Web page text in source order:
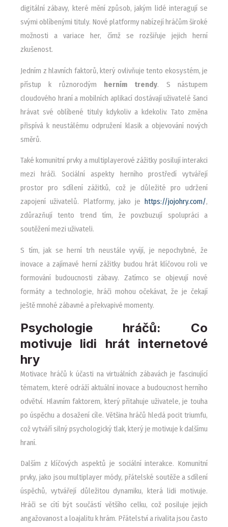
digitální zábavy, které mění způsob, jakým lidé interagují se
svými oblíbenými tituly. Nové platformy nabízejí hráčům široké
možnosti a variace her, čímž se rozšiřuje jejich herní
zkušenost.
Jedním z hlavních faktorů, který ovlivňuje tento ekosystém, je
přístup k různorodým herním trendy. S nástupem
cloudového hraní a mobilních aplikací dostávají uživatelé šanci
hrávat své oblíbené tituly kdykoliv a kdekoliv. Tato změna
přispívá k neustálému odpružení klasik a objevování nových
směrů.
Také komunitní prvky a multiplayerové zážitky posilují interakci
mezi hráči. Sociální aspekty herního prostředí vytvářejí
prostor pro sdílení zážitků, což je důležité pro udržení
zapojení uživatelů. Platformy, jako je
https://jojohry.com/,
zdůrazňují tento trend tím, že povzbuzují spolupráci a
soutěžení mezi uživateli.
S tím, jak se herní trh neustále vyvíjí, je nepochybné, že
inovace a zajímavé herní zážitky budou hrát klíčovou roli ve
formování budoucnosti zábavy. Zatímco se objevují nové
formáty a technologie, hráči mohou očekávat, že je čekají
ještě mnohé zábavné a překvapivé momenty.
Psychologie hráčů: Co
motivuje lidi hrát internetové
hry
Motivace hráčů k účasti na virtuálních zábavách je fascinující
tématem, které odráží aktuální inovace a budoucnost herního
odvětví. Hlavním faktorem, který přitahuje uživatele, je touha
po úspěchu a dosažení cíle. Většina hráčů hledá pocit triumfu,
což vytváří silný psychologický tlak, který je motivuje k dalšímu
hraní.
Dalším z klíčových aspektů je sociální interakce. Komunitní
prvky, jako jsou multiplayer módy, přátelské soutěže a sdílení
úspěchů, vytvářejí důležitou dynamiku, která lidi motivuje.
Hráči se cítí být součástí většího celku, což posiluje jejich
angažovanost a loajalitu k hrám. Přátelství a rivalita jsou často